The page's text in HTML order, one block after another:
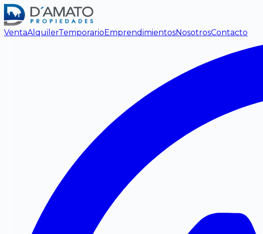
VentaAlquilerTemporarioEmprendimientosNosotrosContacto